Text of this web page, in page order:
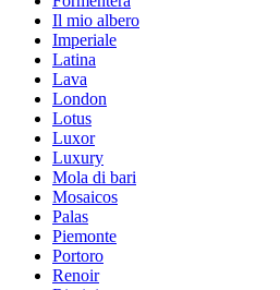
Il mio albero
Imperiale
Latina
Lava
London
Lotus
Luxor
Luxury
Mola di bari
Mosaicos
Palas
Piemonte
Portoro
Renoir